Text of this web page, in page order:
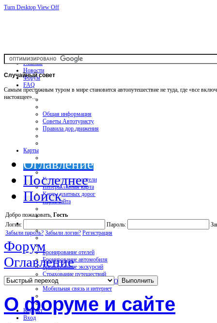
Turn Desktop View Off
Главная
Новости
Форум
FAQ
Общая информация
Советы Автотуристу
Правила дор.движения
Карты
Карты и путеводители
Интерактивная карта
Карты платных дорог
Карта сайта
Бронирование отелей
Бронирование автомобиля
Бронирование экскурсий
Страхование путешествий
Страхование КАСКО+ОСАГО
Мобильная связь и интернет
Контакт
Вход
Случайныйсовет
Самым престижным туром в мире становится автопутешествие не туда, где «все
настоящее»...
Оглавление
Последнее
Поиск
Добро пожаловать, Гость
Логин:
Пароль:
Забыли пароль? Забыли логин? Регистрация
Форум
Оглавление
О форуме и сайте